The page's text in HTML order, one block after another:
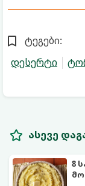
ტეგები:
დესერტი
ასევე
8